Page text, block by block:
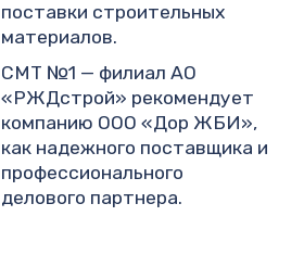
поставки строительных
материалов.
СМТ №1 — филиал АО
«РЖДстрой» рекомендует
компанию ООО «Дор ЖБИ»,
как надежного поставщика и
профессионального
делового партнера.